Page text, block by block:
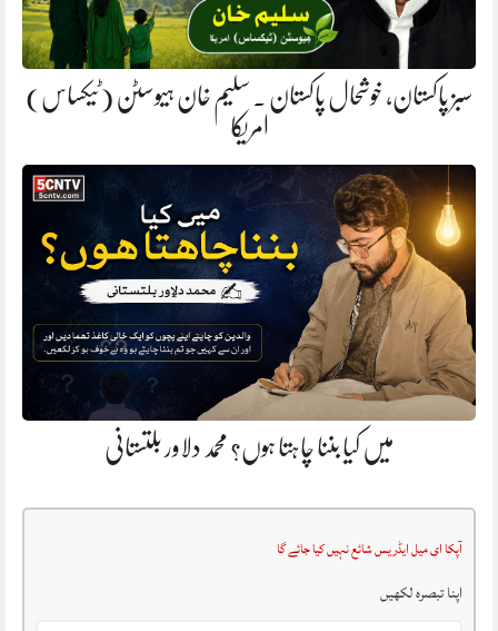
سبز پاکستان، خوشحال پاکستان . سلیم خان ہیوسٹن (ٹیکساس)
امریکا
میں کیا بننا چاہتا ہوں؟ محمد دلاور بلتستانی
آپکا ای میل ایڈریس شائع نہیں کیا جائے گا
اپنا تبصرہ لکھیں